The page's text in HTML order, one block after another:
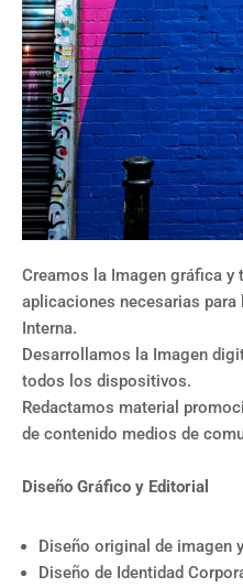
Creamos la Imagen gráfica
aplicaciones necesarias
Interna.
Desarrollamos la Imagen
todos los dispositivos.
Redactamos material
de contenido medios de
Diseño Gráfico y Editorial
Diseño original de imagen
Diseño de Identidad